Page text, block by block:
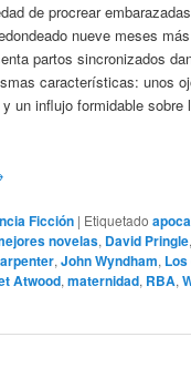
de procrear
nueve meses
partos sincronizados
características: unos
un influjo formidable sobre
Ficción | Etiquetado
novelas, David Pringle,
,John Wyndham,
Atwood,maternidad, RBA,